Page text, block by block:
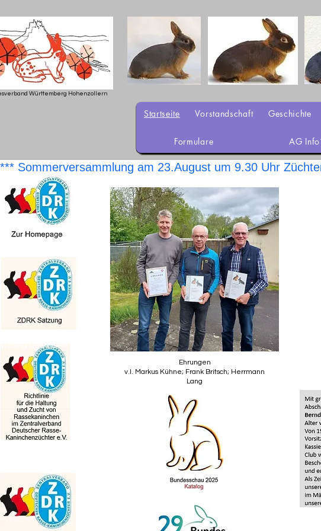
Württemberg Hohenzollern
Startseite Vorstandschaft Geschichte
Formulare AG
*** Sommerversammlung am 23.August um 9.30 Uhr
des ZDRK.pdf
Ehrungen
v.l. Markus Kühne; Frank Britsch; Herrmann
Lang